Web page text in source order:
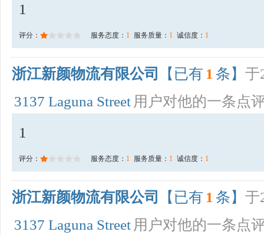
1
评分： 服务态度： 1 服务质量： 1 诚信度： 1
浙江新颜物流有限公司 【已有 1 条】 于
3137 Laguna Street 用户对他的一条点
1
评分： 服务态度： 1 服务质量： 1 诚信度： 1
浙江新颜物流有限公司 【已有 1 条】 于
3137 Laguna Street 用户对他的一条点